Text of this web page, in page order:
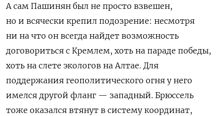
А сам Пашинян был не просто взвешен,
но и всячески крепил подозрение: несмотря
ни на что он всегда найдет возможность
договориться с Кремлем, хоть на параде победы,
хоть на слете экологов на Алтае. Для
поддержания геополитического огня у него
имелся другой фланг — западный. Брюссель
тоже оказался втянут в систему координат,